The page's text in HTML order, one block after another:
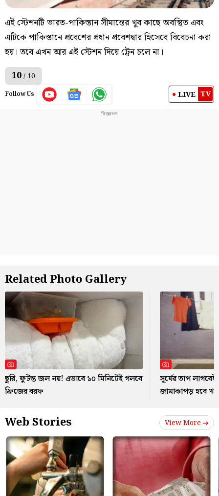
এই স্টেশনটি ভারত-পাকিস্তান সীমান্তের খুব কাছে অবস্থিত এবং
এটিকে পাকিস্তানে প্রবেশের প্রধান প্রবেশদ্বার হিসেবে বিবেচনা করা
হয়। তবে এখন আর এই স্টেশন দিয়ে ট্রেন চলে না।
10/ 10
Follow Us LIVE TV
Related Photo Gallery
ছুরি, ফুটন্ত জল নয়! এভাবে ১০ মিনিটেই গলবে
ফ্রিজের বরফ
সূর্যের তাপ লাগবেই
জামাকাপড় হবে
Web Stories View More